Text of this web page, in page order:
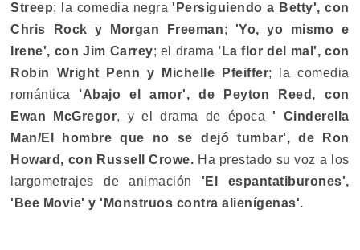
Streep; la comedia negra 'Persiguiendo a Betty', con
Chris Rock y Morgan Freeman; 'Yo, yo mismo e
Irene', con Jim Carrey; el drama 'La flor del mal', con
Robin Wright Penn y Michelle Pfeiffer; la comedia
romántica 'Abajo el amor', de Peyton Reed, con
Ewan McGregor, y el drama de época ' Cinderella
Man/El hombre que no se dejó tumbar', de Ron
Howard, con Russell Crowe. Ha prestado su voz a los
largometrajes de animación 'El espantatiburones',
'Bee Movie' y 'Monstruos contra alienígenas'.